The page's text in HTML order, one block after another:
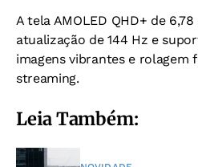
A tela AMOLED QHD+ de
atualização de 144 Hz e
imagens vibrantes e rolagem
streaming.
Leia Também: